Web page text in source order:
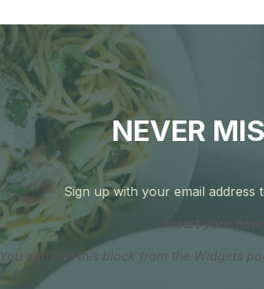
NEVER
Sign up with your email address
Insert your
You can edit this block from the Widgets